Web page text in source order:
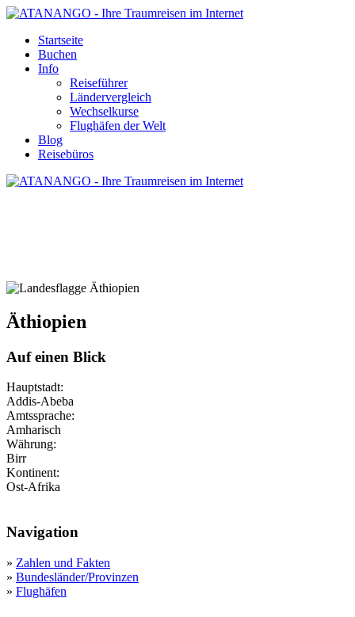
Startseite
Buchen
Info
Reiseführer
Ländervergleich
Wechselkurse
Flughäfen der Welt
Blog
Reisebüros
Äthiopien
Auf einen Blick
Hauptstadt:
Addis-Abeba
Amtssprache:
Amharisch
Währung:
Birr
Kontinent:
Ost-Afrika
Navigation
» Zahlen und Fakten
» Bundesländer/Provinzen
» Flughäfen